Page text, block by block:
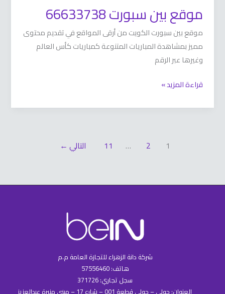
موقع بين سبورت 66633738
موقع بين سبورت الكويت من أرقى المواقع في تقديم محتوى
مميز بمشاهدة المباريات المتنوعة كمباريات كأس العالم
وغيرها عبر الرقم
قراءة المزيد »
التالي←
شركة دانة الزهراء للتجازة العامة م.م
هاتف: 57556460
سجل تجاري: 371726
العنوان: حولي – حولي قطعة 001 – شارع 17 – مبنى منيرة عبدالعزيز